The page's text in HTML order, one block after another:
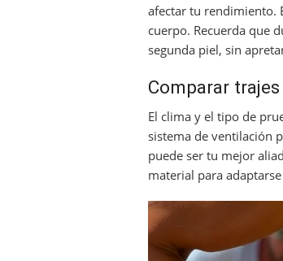
afectar tu rendimiento.
cuerpo. Recuerda que
segunda piel, sin
Comparar
El clima y el tipo de
sistema de ventilación
puede ser tu mejor
material para